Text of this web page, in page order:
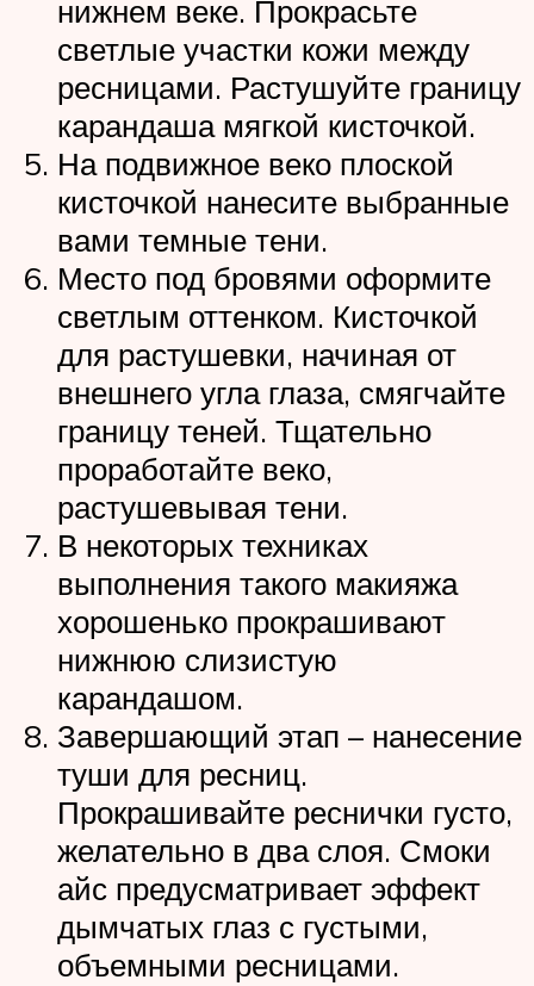
нижнем веке. Прокрасьте
светлые участки кожи между
ресницами. Растушуйте границу
карандаша мягкой кисточкой.
На подвижное веко плоской
кисточкой нанесите выбранные
вами темные тени.
Место под бровями оформите
светлым оттенком. Кисточкой
для растушевки, начиная от
внешнего угла глаза, смягчайте
границу теней. Тщательно
проработайте веко,
растушевывая тени.
В некоторых техниках
выполнения такого макияжа
хорошенько прокрашивают
нижнюю слизистую
карандашом.
Завершающий этап – нанесение
туши для ресниц.
Прокрашивайте реснички густо,
желательно в два слоя. Смоки
айс предусматривает эффект
дымчатых глаз с густыми,
объемными ресницами.